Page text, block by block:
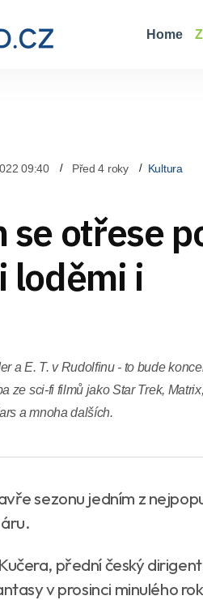
Home
09:40 Před 4 roky Kultura
otřese
loděmi i
a E. T. v Rudolfinu - to bude
ze sci-fi filmů jako Star Trek,
a mnoha dalších.
sezonu jedním z
přední český
v prosinci minulého